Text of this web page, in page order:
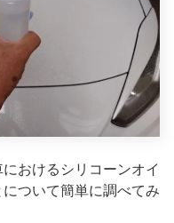
おけるシリコーンオイ
ついて簡単に調べてみ